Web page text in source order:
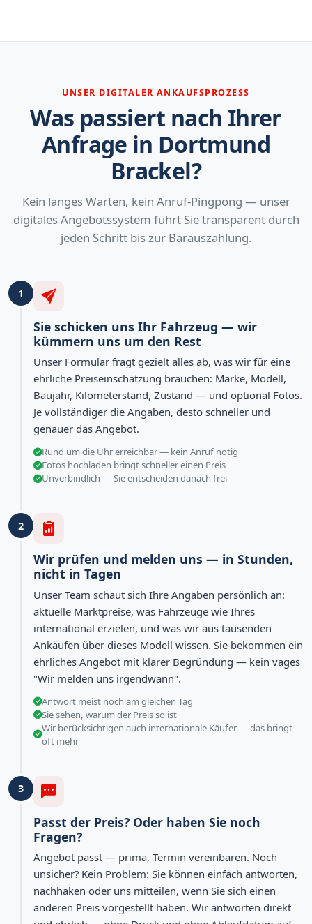
UNSER DIGITALER ANKAUFSPROZESS
Was passiert nach Ihrer
Anfrage in Dortmund
Brackel?
Kein langes Warten, kein Anruf-Pingpong — unser
digitales Angebotssystem führt Sie transparent durch
jeden Schritt bis zur Barauszahlung.
1
Sie schicken uns Ihr Fahrzeug — wir
kümmern uns um den Rest
Unser Formular fragt gezielt alles ab, was wir für eine
ehrliche Preiseinschätzung brauchen: Marke, Modell,
Baujahr, Kilometerstand, Zustand — und optional Fotos.
Je vollständiger die Angaben, desto schneller und
genauer das Angebot.
Rund um die Uhr erreichbar — kein Anruf nötig
Fotos hochladen bringt schneller einen Preis
Unverbindlich — Sie entscheiden danach frei
2
Wir prüfen und melden uns — in Stunden,
nicht in Tagen
Unser Team schaut sich Ihre Angaben persönlich an:
aktuelle Marktpreise, was Fahrzeuge wie Ihres
international erzielen, und was wir aus tausenden
Ankäufen über dieses Modell wissen. Sie bekommen ein
ehrliches Angebot mit klarer Begründung — kein vages
"Wir melden uns irgendwann".
Antwort meist noch am gleichen Tag
Sie sehen, warum der Preis so ist
Wir berücksichtigen auch internationale Käufer — das bringt
oft mehr
3
Passt der Preis? Oder haben Sie noch
Fragen?
Angebot passt — prima, Termin vereinbaren. Noch
unsicher? Kein Problem: Sie können einfach antworten,
nachhaken oder uns mitteilen, wenn Sie sich einen
anderen Preis vorgestellt haben. Wir antworten direkt